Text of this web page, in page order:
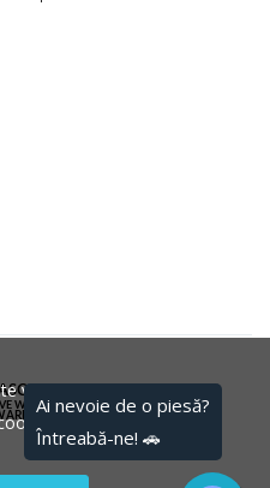
6
WEB
AGENCY
va fi imbunatatita prin
urilor.